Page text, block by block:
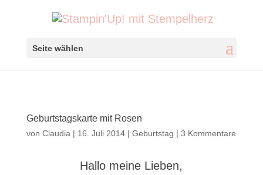
Seite wählen
Geburtstagskarte mit Rosen
von Claudia | 16. Juli 2014| Geburtstag | 3 Kommentare
Hallo meine Lieben,